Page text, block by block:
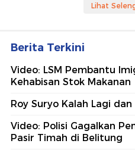
Lihat
Berita Terkini
Video: LSM Pembantu
Kehabisan Stok Makanan
Roy Suryo Kalah Lagi dan
Video: Polisi Gagalkan
Pasir Timah di Belitung